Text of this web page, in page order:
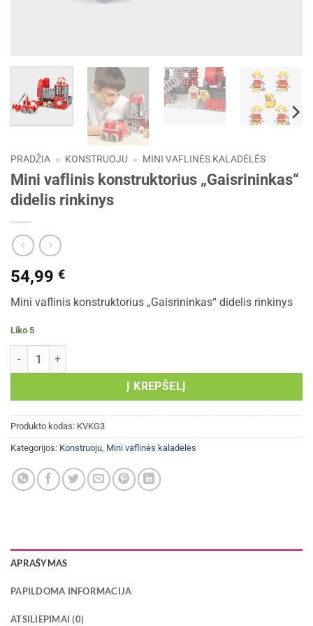
PRADŽIA » KONSTRUOJU » MINI VAFLINĖS KALADĖLĖS
Mini vaflinis konstruktorius „Gaisrininkas“
didelis rinkinys
54,99 €
Mini vaflinis konstruktorius „Gaisrininkas“ didelis rinkinys
Liko 5
produkto kiekis: Mini vaflinis konstruktorius „Gaisrininkas“ didelis
Į KREPŠELĮ
Produkto kodas: KVKG3
Kategorijos: Konstruoju, Mini vaflinės kaladėlės
APRAŠYMAS
PAPILDOMA INFORMACIJA
ATSILIEPIMAI (0)